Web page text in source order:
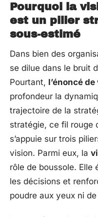
Pourquoi la
est un pilier
sous-estimé
Dans bien des
se dilue dans le bruit
Pourtant, l’énoncé
profondeur la
trajectoire de la
stratégie, ce fil rouge
s’appuie sur trois
vision. Parmi eux, la
rôle de boussole. Elle
les décisions et
poudre aux yeux ni